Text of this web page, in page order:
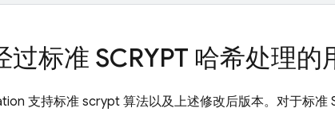
过标准 SCRYPT 哈希处理的
支持标准 scrypt 算法以及上述修改后版本。对于标准